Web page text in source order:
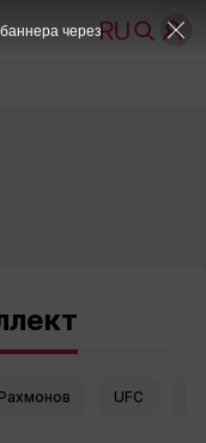
UFC
через